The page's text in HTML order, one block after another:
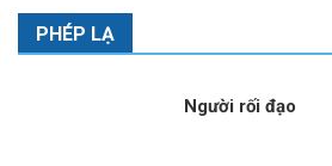
PHÉP LẠ
Người rối đạo